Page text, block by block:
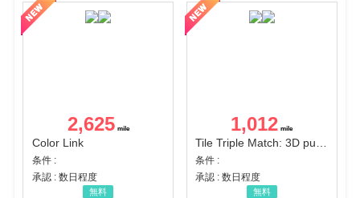
2,625
Color Link
条件 :
承認 : 数日程度
無料
1,012
Tile Triple Match: 3D puzzle
条件 :
承認 : 数日程度
無料